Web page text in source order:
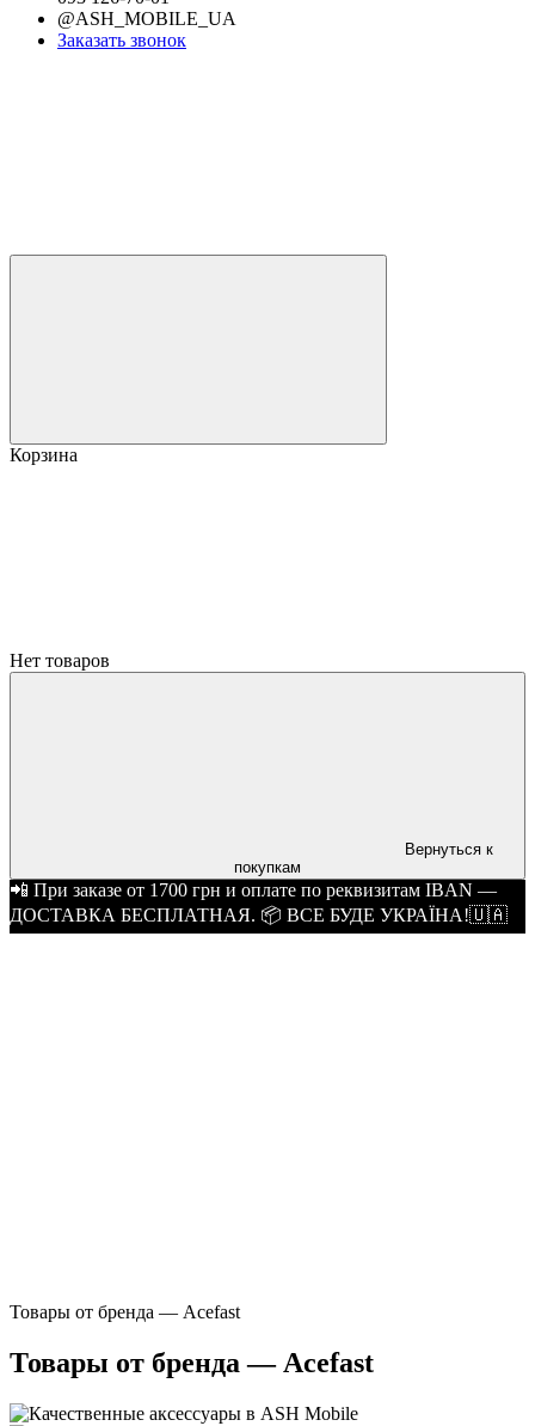
@ASH_MOBILE_UA
Заказать звонок
Корзина
Нет товаров
Вернуться к
покупкам
📲 При заказе от 1700 грн и оплате по реквизитам IBAN —
ДОСТАВКА БЕСПЛАТНАЯ. 📦 ВСЕ БУДЕ УКРАЇНА!🇺🇦
Товары от бренда — Acefast
Товары от бренда — Acefast